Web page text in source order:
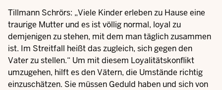
Tillmann Schrörs: „Viele Kinder erleben zu Hause eine
traurige Mutter und es ist völlig normal, loyal zu
demjenigen zu stehen, mit dem man täglich zusammen
ist. Im Streitfall heißt das zugleich, sich gegen den
Vater zu stellen.“ Um mit diesem Loyalitätskonflikt
umzugehen, hilft es den Vätern, die Umstände richtig
einzuschätzen. Sie müssen Geduld haben und sich von